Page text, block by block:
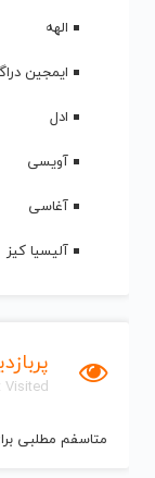
الهه
ایمجین
ادل
آویسی
آغاسی
آلیسیا کیز
Visited
متاسفم مطلبی